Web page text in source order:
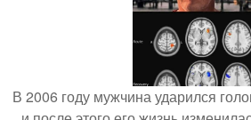
В 2006 году мужчина ударился